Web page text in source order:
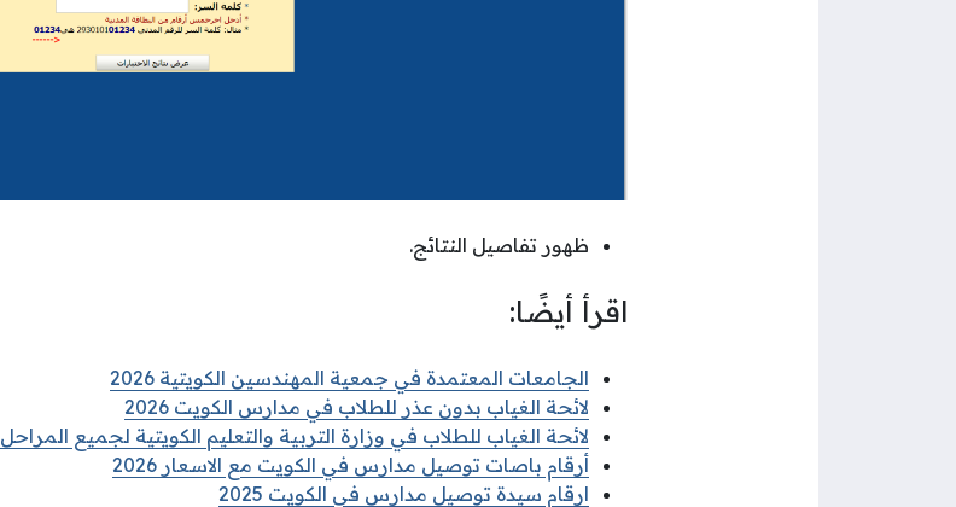
ظهور تفاصيل النتائج.
اقرأ أيضًا:
الجامعات المعتمدة في جمعية المهندسين الكويتية 2026
لائحة الغياب بدون عذر للطلاب في مدارس الكويت 2026
لائحة الغياب للطلاب في وزارة التربية والتعليم الكويتية لجميع المراحل 2026
أرقام باصات توصيل مدارس في الكويت مع الاسعار 2026
ارقام سيدة توصيل مدارس في الكويت 2025